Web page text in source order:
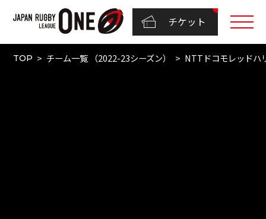
チケット
TOP チーム一覧 （2022-23シーズン） NTTドコモレッドハ